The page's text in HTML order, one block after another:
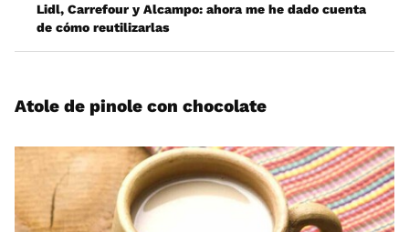
Lidl, Carrefour y Alcampo: ahora me he dado cuenta
de cómo reutilizarlas
Atole de pinole con chocolate